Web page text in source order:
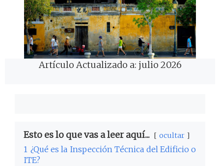
Artículo Actualizado a: julio 2026
Esto es lo que vas a leer aquí... ocultar
1 ¿Qué es la Inspección Técnica del Edificio o
ITE?